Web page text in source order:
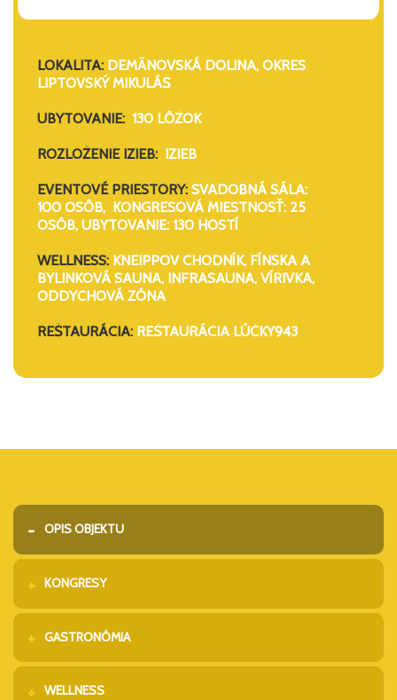
LOKALITA: DEMÄNOVSKÁ DOLINA, OKRES
LIPTOVSKÝ MIKULÁŠ
UBYTOVANIE: 130 LÔŽOK
ROZLOŽENIE IZIEB: IZIEB
EVENTOVÉ PRIESTORY: SVADOBNÁ SÁLA:
100 OSÔB, KONGRESOVÁ MIESTNOSŤ: 25
OSÔB, UBYTOVANIE: 130 HOSTÍ
WELLNESS: KNEIPPOV CHODNÍK, FÍNSKA A
BYLINKOVÁ SAUNA, INFRASAUNA, VÍRIVKA,
ODDYCHOVÁ ZÓNA
REŠTAURÁCIA: REŠTAURÁCIA LÚČKY943
OPIS OBJEKTU
KONGRESY
GASTRONÓMIA
WELLNESS